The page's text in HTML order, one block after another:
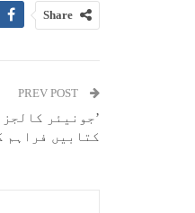
Share
’جونیئر
کتابیں فراہم